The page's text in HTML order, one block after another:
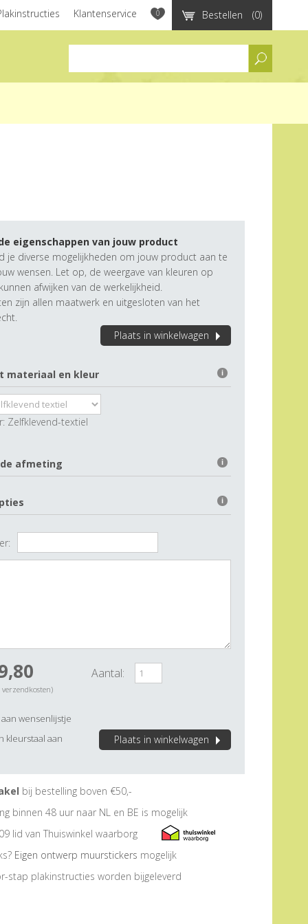
Bestellen (0)
Klantenservice 0
eigenschappen van jouw product
je diverse mogelijkheden om jouw product aan te
wensen. Let op, de weergave van kleuren op
afwijken van de werkelijkheid.
zijn allen maatwerk en uitgesloten van het
Plaats in winkelwagen
materiaal en kleur i
Zelfklevend-textiel
afmeting i
i
Plaats in winkelwagen
verzendkosten)
Aantal:
wensenlijstje
kleurstaal aan
bij bestelling boven €50,-
binnen 48 uur naar NL en BE is mogelijk
lid van Thuiswinkel waarborg
Eigen ontwerp muurstickers mogelijk
stap plakinstructies worden bijgeleverd